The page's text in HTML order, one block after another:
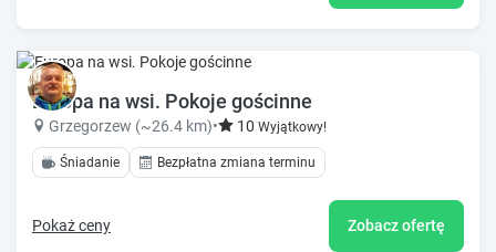
Europa na wsi. Pokoje gościnne
Grzegorzew (~26.4 km)• 10 Wyjątkowy!
Śniadanie Bezpłatna zmiana terminu
Pokaż ceny Zobacz ofertę